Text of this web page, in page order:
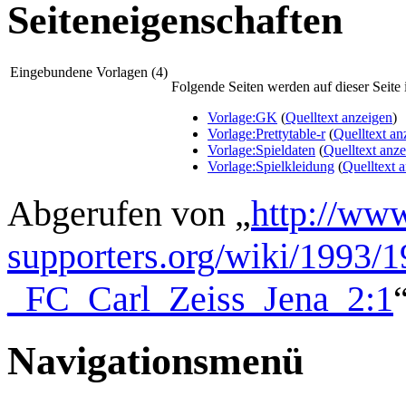
Seiteneigenschaften
Eingebundene Vorlagen (4)
Folgende Seiten werden auf dieser
Vorlage:GK (Quelltext anzeigen)
Vorlage:Prettytable-r(Quelltext
Vorlage:Spieldaten (Quelltext
Vorlage:Spielkleidung (Quelltext
Abgerufen von „http://
supporters.org/wiki/1993/
_FC_Carl_Zeiss_Jena_2:1
Navigationsmenü